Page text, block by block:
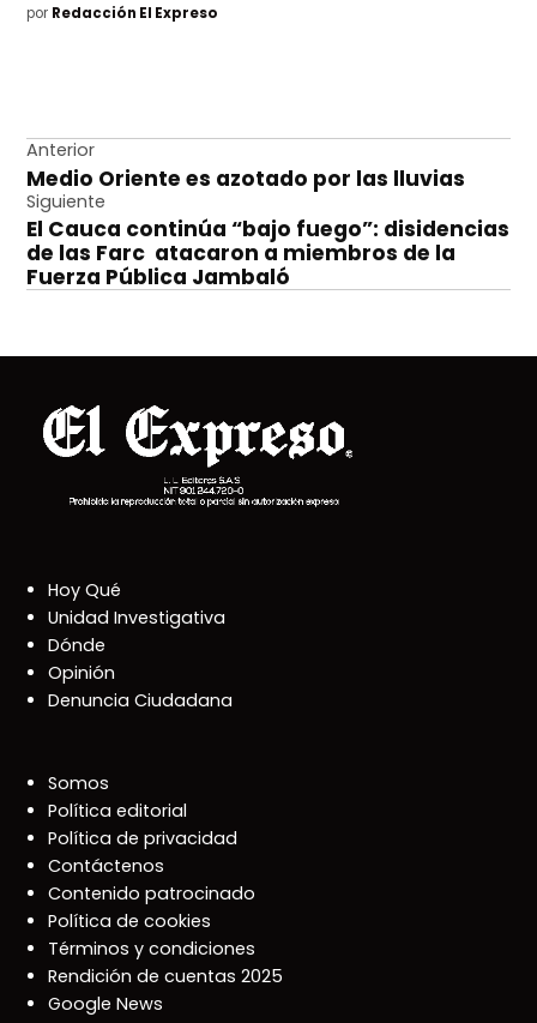
por Redacción El Expreso
Navegación
de
entradas
Anterior
Medio Oriente es azotado por las lluvias
Siguiente
El Cauca continúa “bajo fuego”: disidencias
de las Farc atacaron a miembros de la
Fuerza Pública Jambaló
Hoy Qué
Unidad Investigativa
Dónde
Opinión
Denuncia Ciudadana
Somos
Política editorial
Política de privacidad
Contáctenos
Contenido patrocinado
Política de cookies
Términos y condiciones
Rendición de cuentas 2025
Google News